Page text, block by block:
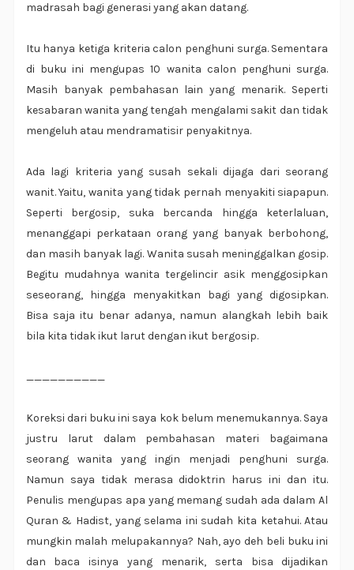
madrasah bagi generasi yang akan datang.
Itu hanya ketiga kriteria calon penghuni surga. Sementara
di buku ini mengupas 10 wanita calon penghuni surga.
Masih banyak pembahasan lain yang menarik. Seperti
kesabaran wanita yang tengah mengalami sakit dan tidak
mengeluh atau mendramatisir penyakitnya.
Ada lagi kriteria yang susah sekali dijaga dari seorang
wanit. Yaitu, wanita yang tidak pernah menyakiti siapapun.
Seperti bergosip, suka bercanda hingga keterlaluan,
menanggapi perkataan orang yang banyak berbohong,
dan masih banyak lagi. Wanita susah meninggalkan gosip.
Begitu mudahnya wanita tergelincir asik menggosipkan
seseorang, hingga menyakitkan bagi yang digosipkan.
Bisa saja itu benar adanya, namun alangkah lebih baik
bila kita tidak ikut larut dengan ikut bergosip.
__________
Koreksi dari buku ini saya kok belum menemukannya. Saya
justru larut dalam pembahasan materi bagaimana
seorang wanita yang ingin menjadi penghuni surga.
Namun saya tidak merasa didoktrin harus ini dan itu.
Penulis mengupas apa yang memang sudah ada dalam Al
Quran & Hadist, yang selama ini sudah kita ketahui. Atau
mungkin malah melupakannya? Nah, ayo deh beli buku ini
dan baca isinya yang menarik, serta bisa dijadikan